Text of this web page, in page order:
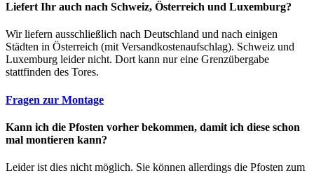
Liefert Ihr auch nach Schweiz, Österreich und Luxemburg?
Wir liefern ausschließlich nach Deutschland und nach einigen
Städten in Österreich (mit Versandkostenaufschlag). Schweiz und
Luxemburg leider nicht. Dort kann nur eine Grenzübergabe
stattfinden des Tores.
Fragen zur Montage
Kann ich die Pfosten vorher bekommen, damit ich diese schon
mal montieren kann?
Leider ist dies nicht möglich. Sie können allerdings die Pfosten zum